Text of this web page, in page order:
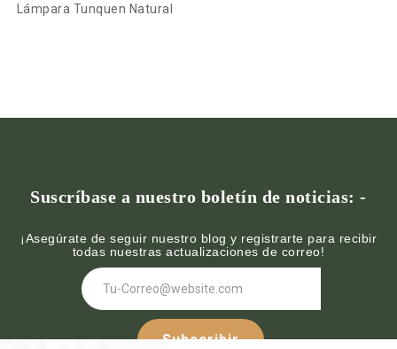
Lámpara Tunquen Natural
Suscríbase a nuestro boletín de noticias: -
¡Asegúrate de seguir nuestro blog y registrarte para recibir
todas nuestras actualizaciones de correo!
Subscribir